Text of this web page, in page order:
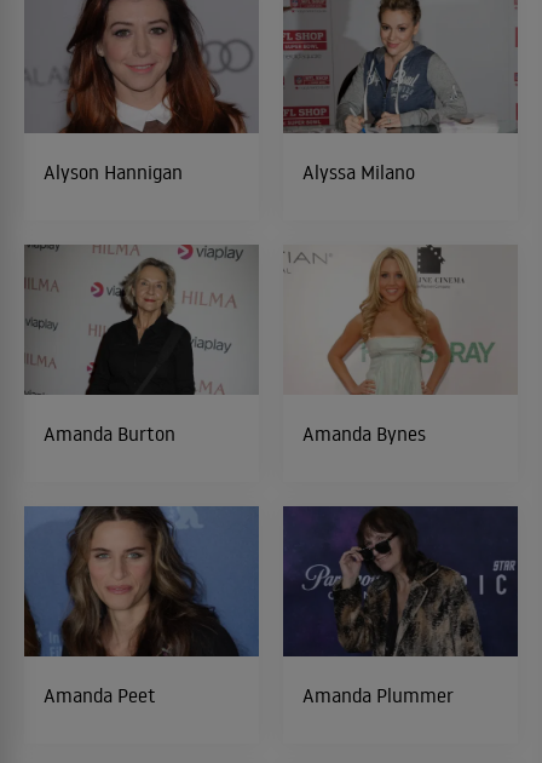
Alyson Hannigan Alyssa Milano
Amanda Burton Amanda Bynes
Amanda Peet Amanda Plummer